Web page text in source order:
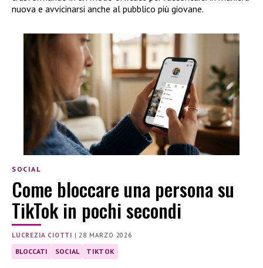
nuova e avvicinarsi anche al pubblico più giovane.
SOCIAL
Come bloccare una persona su
TikTok in pochi secondi
LUCREZIA CIOTTI |28 MARZO 2026
BLOCCATI SOCIAL TIKTOK